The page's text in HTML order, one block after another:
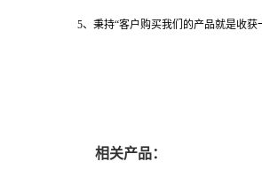
5、秉持“客户购买我们的产品就是收
相关产品：